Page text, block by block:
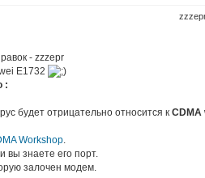
- zzzepr
E1732
:
будет отрицательно относится к CDMA
Workshop.
вы знаете его порт.
залочен модем.